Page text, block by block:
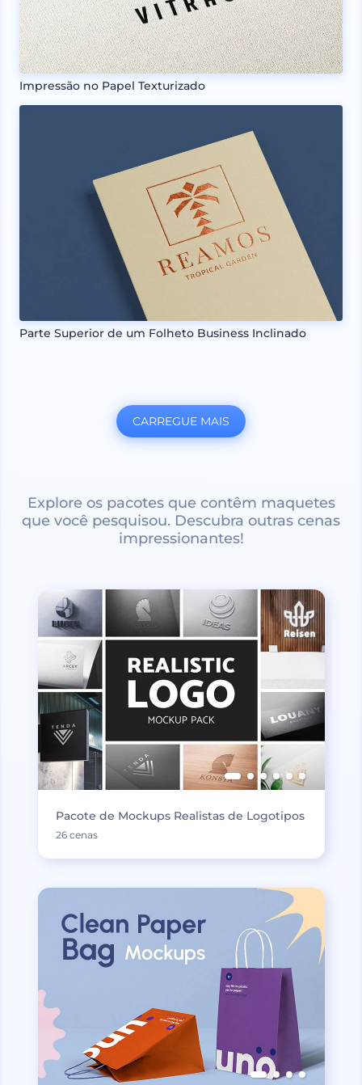
Impressão no Papel Texturizado
Parte Superior de um Folheto Business Inclinado
CARREGUE MAIS
Explore os pacotes que contêm maquetes
que você pesquisou. Descubra outras cenas
impressionantes!
Pacote de Mockups Realistas de Logotipos
26 cenas